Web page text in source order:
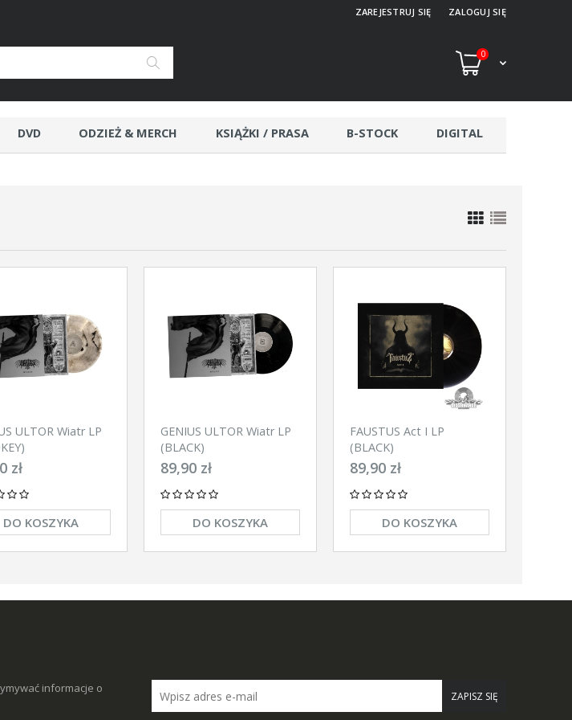
ZAREJESTRUJ SIĘ ZALOGUJ SIĘ
0
DVD ODZIEŻ & MERCH KSIĄŻKI / PRASA B-STOCK DIGITAL
ULTOR Wiatr LP
zł
DO KOSZYKA
GENIUS ULTOR Wiatr LP
(BLACK)
89,90 zł
DO KOSZYKA
FAUSTUS Act I LP
(BLACK)
89,90 zł
DO KOSZYKA
informacje o
ZAPISZ SIĘ